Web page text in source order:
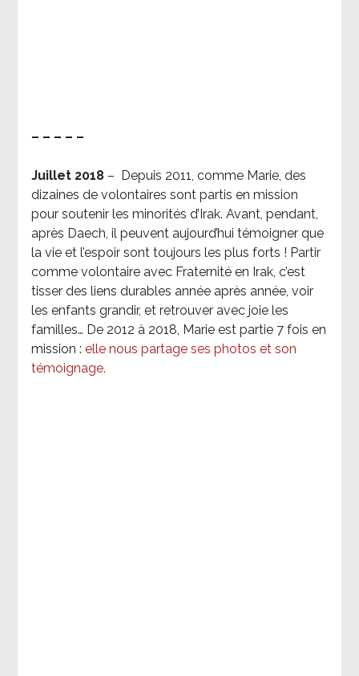
– – – – –
Juillet 2018 –
Depuis 2011, comme Marie, des
dizaines de volontaires sont partis en mission
pour soutenir les minorités d’Irak. Avant, pendant,
après Daech, il peuvent aujourd’hui témoigner que
la vie et l’espoir sont toujours les plus forts ! Partir
comme volontaire avec Fraternité en Irak, c’est
tisser des liens durables année après année, voir
les enfants grandir, et retrouver avec joie les
familles… De 2012 à 2018, Marie est partie 7 fois en
mission : elle nous partage ses photos et son
témoignage.